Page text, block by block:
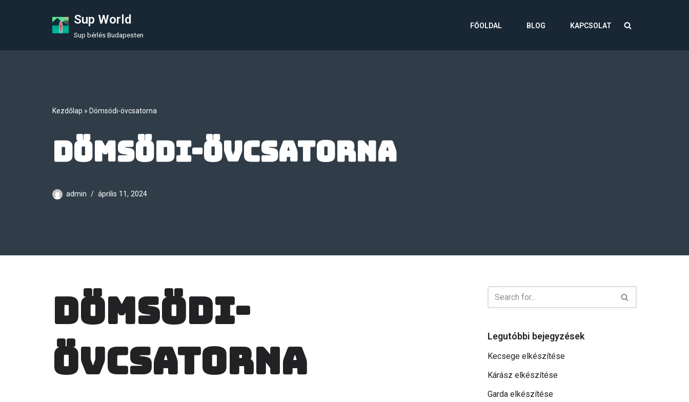
Sup World
Sup bérlés Budapesten
FŐOLDAL BLOG KAPCSOLAT
Kezdőlap » Dömsödi-övcsatorna
Dömsödi-övcsatorna
admin április 11, 2024
Dömsödi-
övcsatorna
Legutóbbi bejegyzések
Kecsege elkészítése
Kárász elkészítése
Garda elkészítése